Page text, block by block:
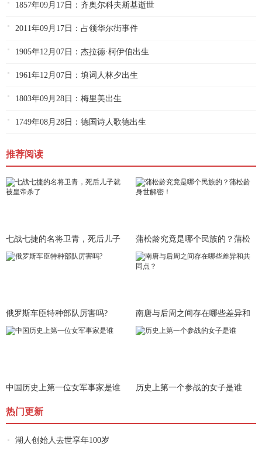
1857年09月17日：齐奥尔科夫斯基逝世
2011年09月17日：占领华尔街事件
1905年12月07日：杰拉德·柯伊伯出生
1961年12月07日：填词人林夕出生
1803年09月28日：梅里美出生
1749年08月28日：德国诗人歌德出生
推荐阅读
七战七捷的名将卫青，死后儿子
就被皇
蒲松龄究竟是哪个民族的？蒲松
龄身世
俄罗斯车臣特种部队厉害吗?
南唐与后周之间存在哪些差异和
共同
中国历史上第一位女军事家是谁 历史上第一个参战的女子是谁
热门更新
湖人创始人去世享年100岁